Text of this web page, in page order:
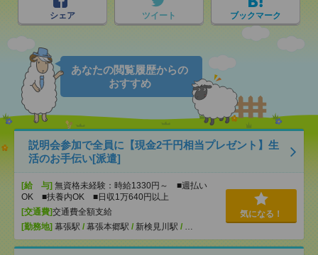
シェア ツイート ブックマーク
あなたの閲覧履歴からの
おすすめ
説明会参加で全員に【現金2千円相当プレゼント】生
活のお手伝い[派遣]
[給 与] 無資格未経験：時給1330円～ ■週払い
OK ■扶養内OK ■日収1万640円以上
[交通費]交通費全額支給
[勤務地] 幕張駅 / 幕張本郷駅 / 新検見川駅 / …
気になる！